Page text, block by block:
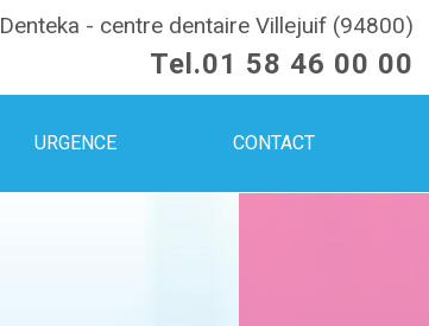
Denteka - centre dentaire Villejuif (94800)
Tel.01 58 46 00 00
URGENCE CONTACT